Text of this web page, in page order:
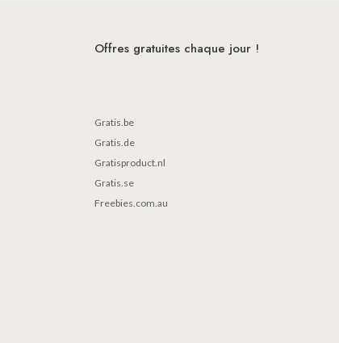
Offres gratuites chaque jour !
Gratis.be
Gratis.de
Gratisproduct.nl
Gratis.se
Freebies.com.au